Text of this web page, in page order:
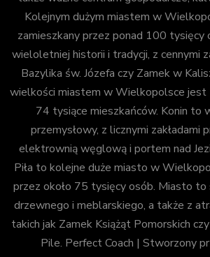
Kolejnym dużym miastem w
zamieszkany przez ponad 100 tysięcy
wieloletniej historii i tradycji, z cennymi
Bazylika św. Józefa czy Zamek w
wielkości miastem w Wielkopolsce jest
74 tysiące mieszkańców. Konin to
przemysłowy, z licznymi zakładami
elektrownią węglową i portem nad
Piła to kolejne duże miasto w
przez około 75 tysięcy osób. Miasto to
drzewnego i meblarskiego, a także z
takich jak Zamek Książąt Pomorskich
Pile. Perfect Coach | Stworzony